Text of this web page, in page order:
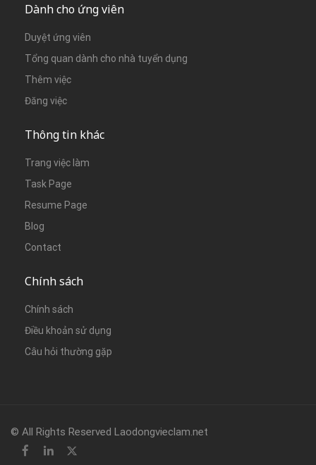
Dành cho ứng viên
Duyệt ứng viên
Tổng quan dành cho nhà tuyển dụng
Thêm việc
Đăng việc
Thông tin khác
Trang việc làm
Task Page
Resume Page
Blog
Contact
Chính sách
Chính sách
Điều khoản sử dụng
Câu hỏi thường gặp
© All Rights Reserved Laodongvieclam.net